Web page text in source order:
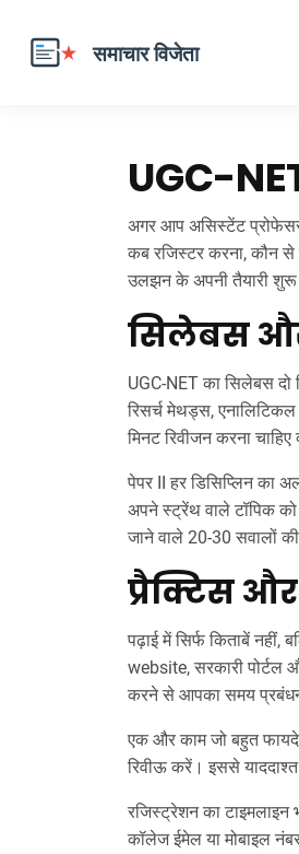
UGC-
अगर आप असिस्टेंट
कब रजिस्टर करना, कौन से
उलझन के अपनी तैयारी
सिलेबस
UGC-NET का सिलेबस दो
रिसर्च मेथड्स,
मिनट रिवीजन करना चाहिए
पेपर II हर डिसिप्लिन का
अपने स्ट्रेंथ वाले टॉपिक
जाने वाले 20‑30 सवालों
प्रैक्टिस
पढ़ाई में सिर्फ किताबें
website, सरकारी
करने से आपका समय प्रबंधन
एक और काम जो बहुत
रिवीऊ करें। इससे
रजिस्ट्रेशन का टाइमलाइन
कॉलेज ईमेल या मोबाइल